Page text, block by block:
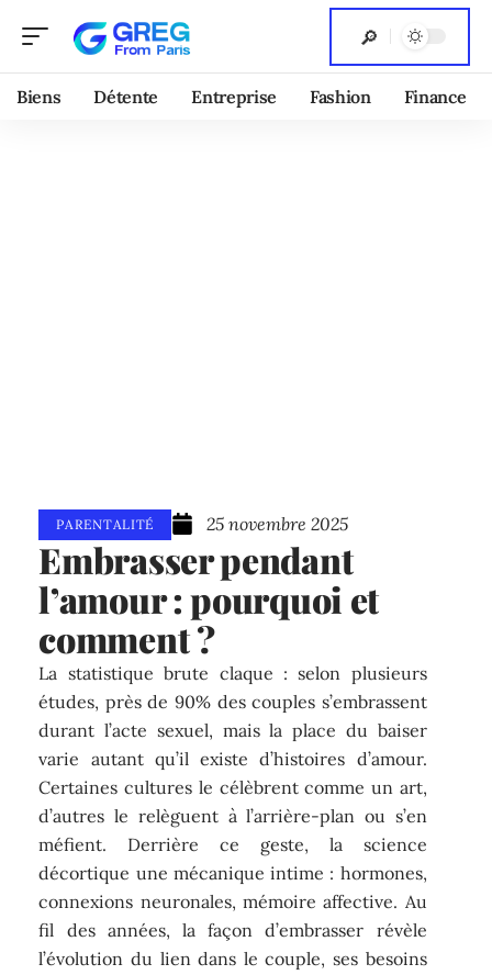
Biens Détente Entreprise Fashion Finance
PARENTALITÉ 25 novembre 2025
Embrasser pendant
l’amour : pourquoi et
comment ?
La statistique brute claque : selon plusieurs
études, près de 90% des couples s’embrassent
durant l’acte sexuel, mais la place du baiser
varie autant qu’il existe d’histoires d’amour.
Certaines cultures le célèbrent comme un art,
d’autres le relèguent à l’arrière-plan ou s’en
méfient. Derrière ce geste, la science
décortique une mécanique intime : hormones,
connexions neuronales, mémoire affective. Au
fil des années, la façon d’embrasser révèle
l’évolution du lien dans le couple, ses besoins